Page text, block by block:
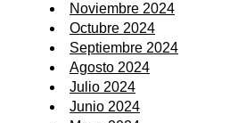
Noviembre 2024
Octubre 2024
Septiembre 2024
Agosto 2024
Julio 2024
Junio 2024